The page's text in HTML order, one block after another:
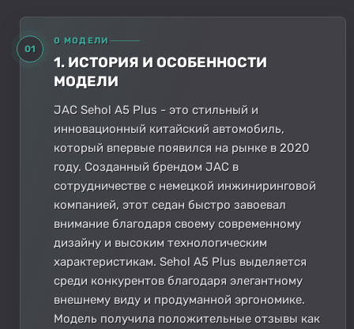
01
О МОДЕЛИ
1. ИСТОРИЯ И ОСОБЕННОСТИ
МОДЕЛИ
JAC Sehol A5 Plus - это стильный и
инновационный китайский автомобиль,
который впервые появился на рынке в 2020
году. Созданный брендом JAC в
сотрудничестве с немецкой инжиниринговой
компанией, этот седан быстро завоевал
внимание благодаря своему современному
дизайну и высоким технологическим
характеристикам. Sehol A5 Plus выделяется
среди конкурентов благодаря элегантному
внешнему виду и продуманной эргономике.
Модель получила положительные отзывы как